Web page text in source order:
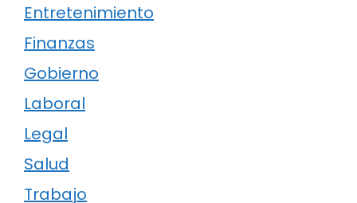
Entretenimiento
Finanzas
Gobierno
Laboral
Legal
Salud
Trabajo